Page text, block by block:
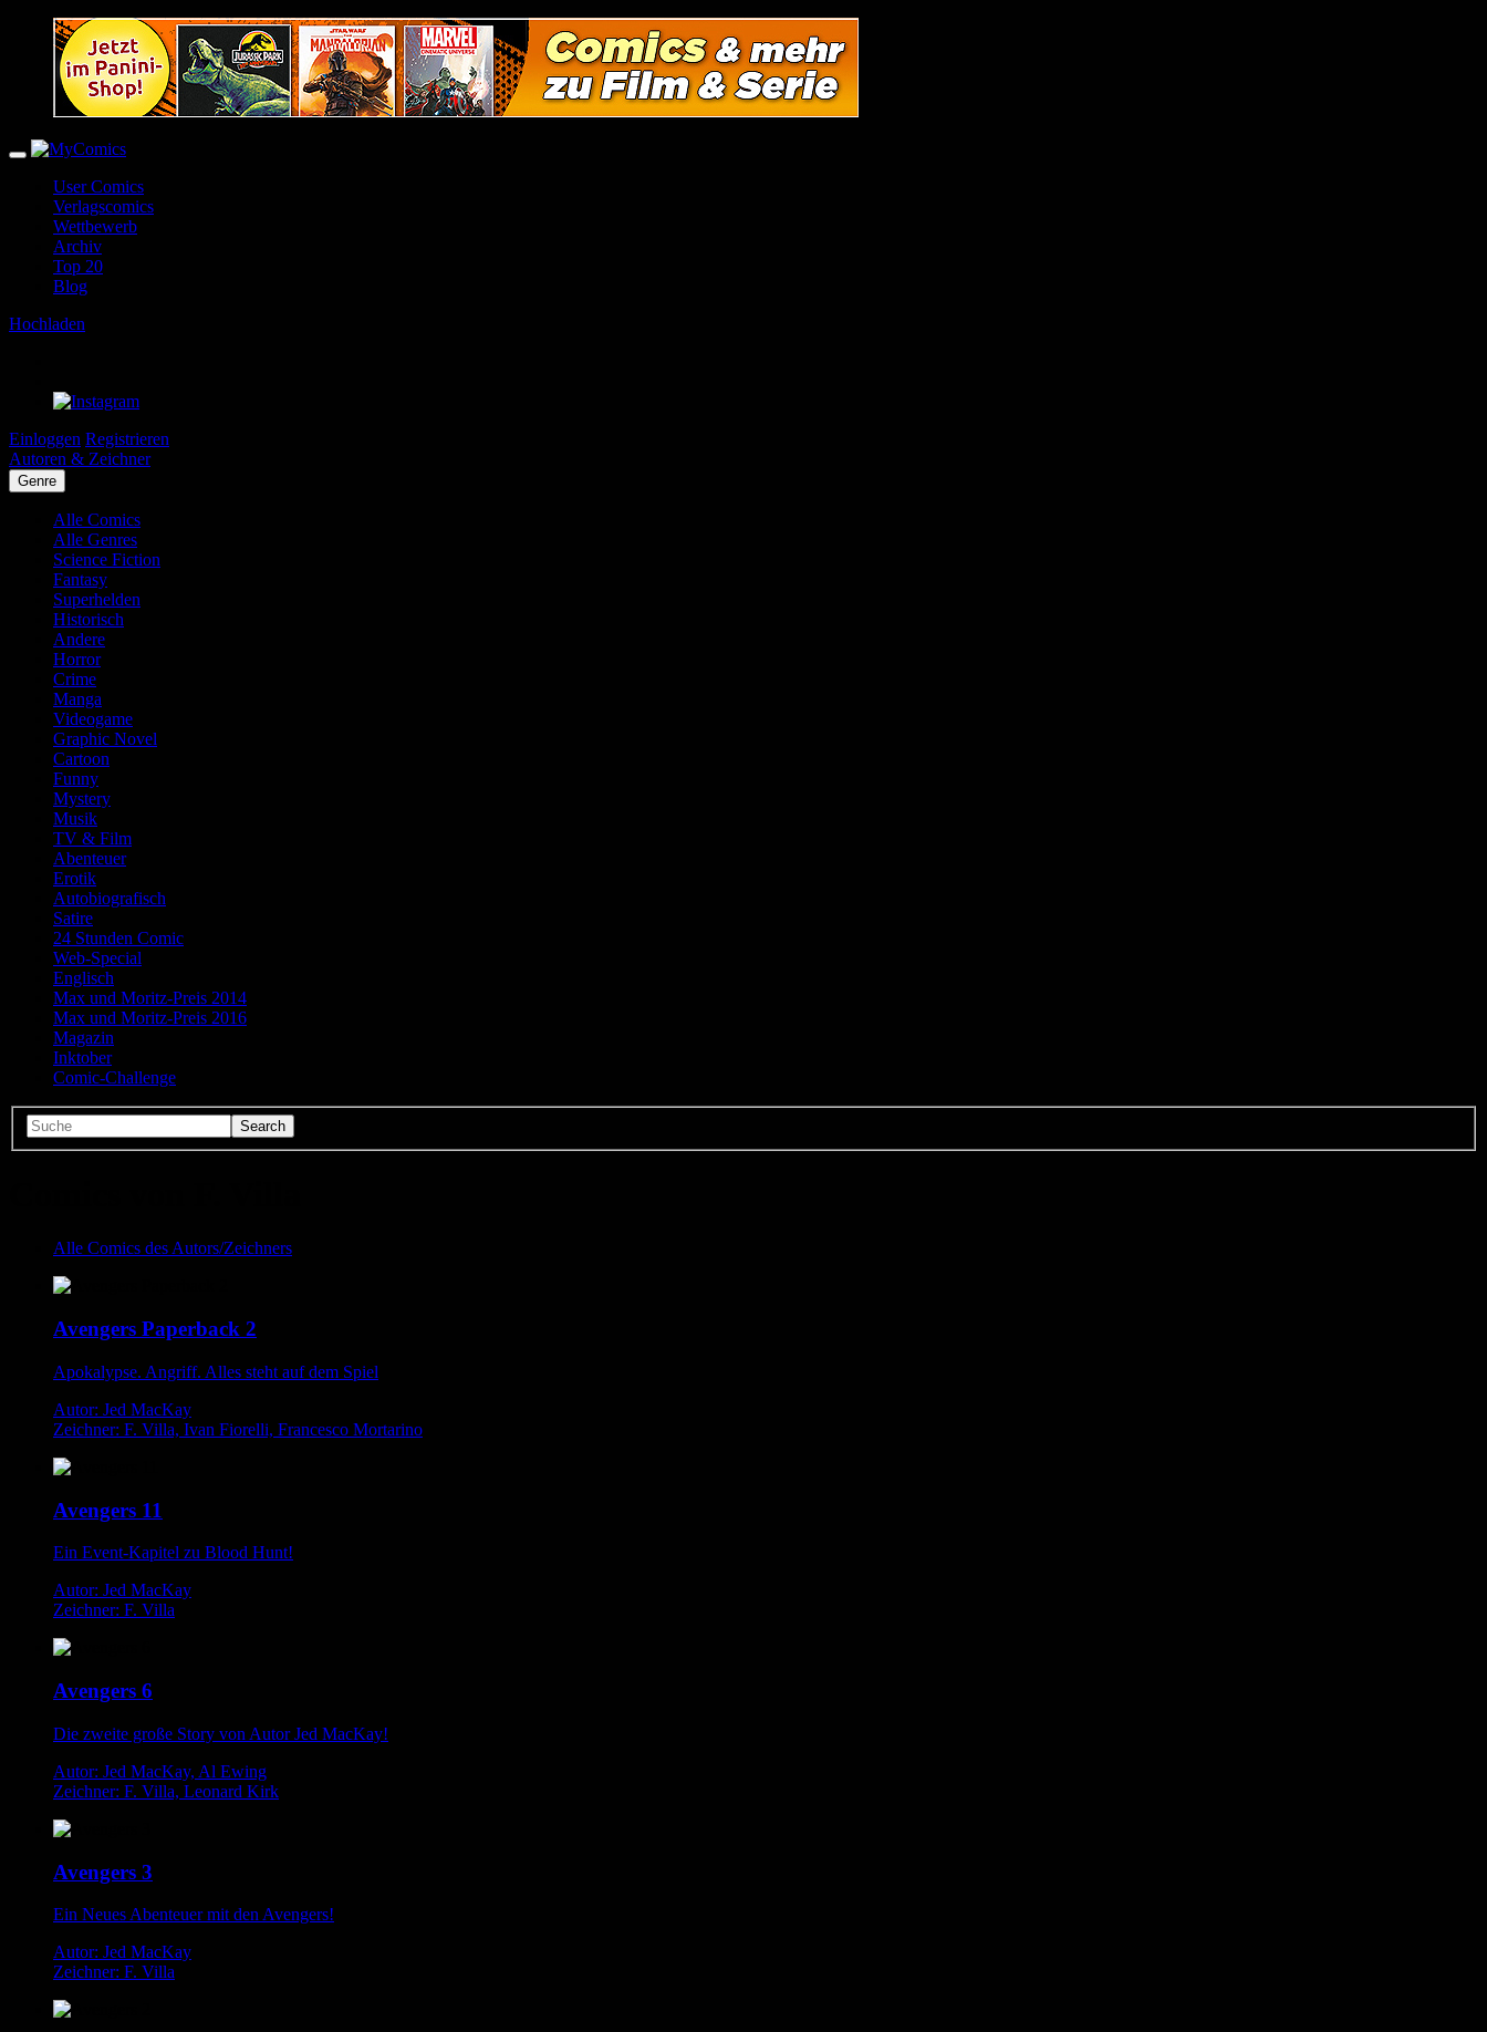
User Comics
Verlagscomics
Wettbewerb
Archiv
Top 20
Blog
Hochladen
Einloggen Registrieren
Autoren & Zeichner
Genre
Alle Comics
Alle Genres
Science Fiction
Fantasy
Superhelden
Historisch
Andere
Horror
Crime
Manga
Videogame
Graphic Novel
Cartoon
Funny
Mystery
Musik
TV & Film
Abenteuer
Erotik
Autobiografisch
Satire
24 Stunden Comic
Web-Special
Englisch
Max und Moritz-Preis 2014
Max und Moritz-Preis 2016
Magazin
Inktober
Comic-Challenge
Alle Comics des Autors/Zeichners
Avengers Paperback 2
Apokalypse. Angriff. Alles steht auf dem Spiel
Autor: Jed MacKay
Zeichner: F. Villa, Ivan Fiorelli, Francesco Mortarino
Avengers 11
Ein Event-Kapitel zu Blood Hunt!
Autor: Jed MacKay
Zeichner: F. Villa
Avengers 6
Die zweite große Story von Autor Jed MacKay!
Autor: Jed MacKay, Al Ewing
Zeichner: F. Villa, Leonard Kirk
Avengers 3
Ein Neues Abenteuer mit den Avengers!
Autor: Jed MacKay
Zeichner: F. Villa